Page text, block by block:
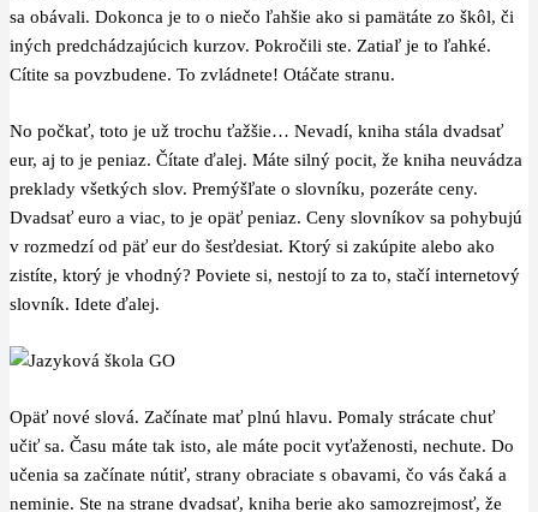
sa obávali. Dokonca je to o niečo ľahšie ako si pamätáte zo škôl, či
iných predchádzajúcich kurzov. Pokročili ste. Zatiaľ je to ľahké.
Cítite sa povzbudene. To zvládnete! Otáčate stranu.
No počkať, toto je už trochu ťažšie… Nevadí, kniha stála dvadsať
eur, aj to je peniaz. Čítate ďalej. Máte silný pocit, že kniha neuvádza
preklady všetkých slov. Premýšľate o slovníku, pozeráte ceny.
Dvadsať euro a viac, to je opäť peniaz. Ceny slovníkov sa pohybujú
v rozmedzí od päť eur do šesťdesiat. Ktorý si zakúpite alebo ako
zistíte, ktorý je vhodný? Poviete si, nestojí to za to, stačí internetový
slovník. Idete ďalej.
Opäť nové slová. Začínate mať plnú hlavu. Pomaly strácate chuť
učiť sa. Času máte tak isto, ale máte pocit vyťaženosti, nechute. Do
učenia sa začínate nútiť, strany obraciate s obavami, čo vás čaká a
neminie. Ste na strane dvadsať, kniha berie ako samozrejmosť, že